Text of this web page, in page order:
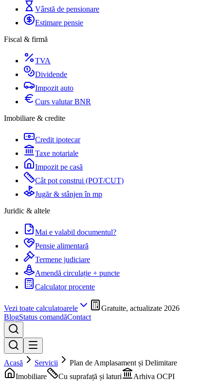
Vârstă de pensionare
Estimare pensie
Fiscal & firmă
TVA
Dividende
Impozit auto
Curs valutar BNR
Imobiliare & credite
Credit ipotecar
Taxe notariale
Impozit pe casă
Cât pot construi (POT/CUT)
Jugăr & stânjen în mp
Juridic & altele
Mai e valabil documentul?
Pensie alimentară
Termene judiciare
Amendă circulație + puncte
Calculator procente
Vezi toate calculatoarele
Gratuite, actualizate 2026
BlogStatus comandăContact
Acasă Servicii
Plan de Amplasament și Delimitare
Imobiliare
Cu suprafață și laturi Arhiva OCPI